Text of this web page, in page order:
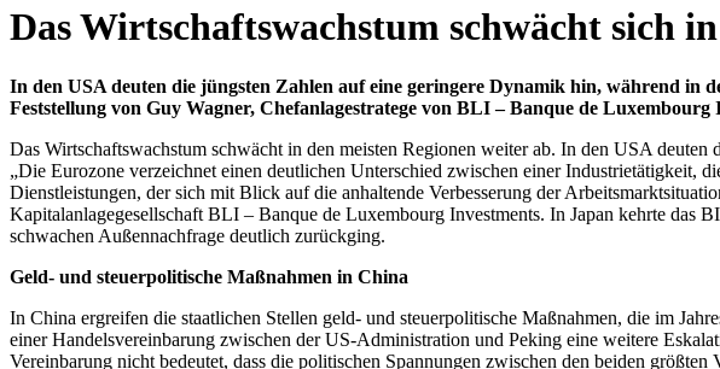
Das Wirtschaftswachstum schwächt sich
In den USA deuten die jüngsten Zahlen auf eine geringere Dynamik hin, während in
Feststellung von Guy Wagner, Chefanlagestratege von BLI – Banque de
Das Wirtschaftswachstum schwächt in den meisten Regionen weiter ab. In den USA
„Die Eurozone verzeichnet einen deutlichen Unterschied zwischen einer Industrietätigkeit,
Dienstleistungen, der sich mit Blick auf die anhaltende Verbesserung der
Kapitalanlagegesellschaft BLI – Banque de Luxembourg Investments. In Japan kehrte
schwachen Außennachfrage deutlich zurückging.
Geld- und steuerpolitische Maßnahmen in China
In China ergreifen die staatlichen Stellen geld- und steuerpolitische Maßnahmen, die im
einer Handelsvereinbarung zwischen der US-Administration und Peking eine weitere
Vereinbarung nicht bedeutet, dass die politischen Spannungen zwischen den beiden